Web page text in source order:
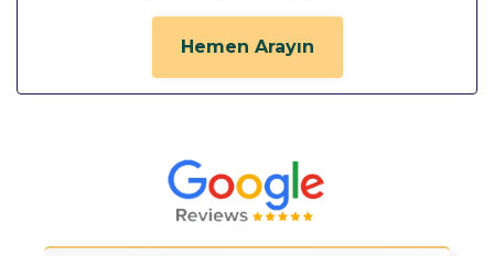
Hemen Arayın